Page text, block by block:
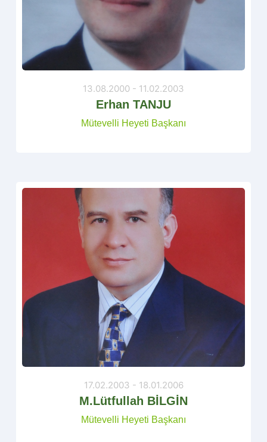
13.08.2000 - 11.02.2003
Erhan TANJU
Mütevelli Heyeti Başkanı
17.02.2003 - 18.01.2006
M.Lütfullah BİLGİN
Mütevelli Heyeti Başkanı